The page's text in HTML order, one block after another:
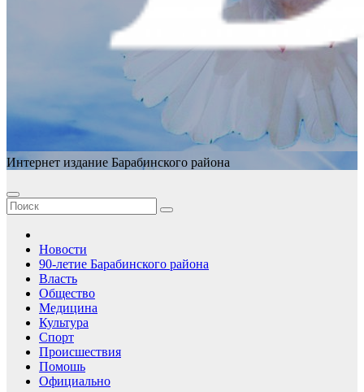
Интернет издание Барабинского района
Новости
90-летие Барабинского района
Власть
Общество
Медицина
Культура
Спорт
Происшествия
Помошь
Официально